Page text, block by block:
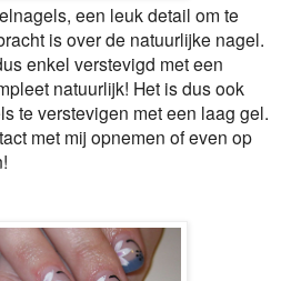
een leuk detail om te
is over de natuurlijke nagel.
enkel verstevigd met een
natuurlijk! Het is dus ook
te verstevigen met een laag gel.
met mij opnemen of even op